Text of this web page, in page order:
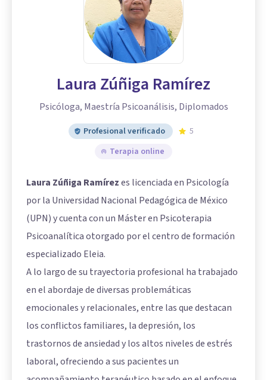
Laura Zúñiga Ramírez
Psicóloga, Maestría Psicoanálisis, Diplomados
Profesional verificado
5
Terapia online
Laura Zúñiga Ramírezes licenciada en Psicología
por la Universidad Nacional Pedagógica de México
(UPN) y cuenta con un Máster en Psicoterapia
Psicoanalítica otorgado por el centro de formación
especializado Eleia.
A lo largo de su trayectoria profesional ha trabajado
en el abordaje de diversas problemáticas
emocionales y relacionales, entre las que destacan
los conflictos familiares, la depresión, los
trastornos de ansiedad y los altos niveles de estrés
laboral, ofreciendo a sus pacientes un